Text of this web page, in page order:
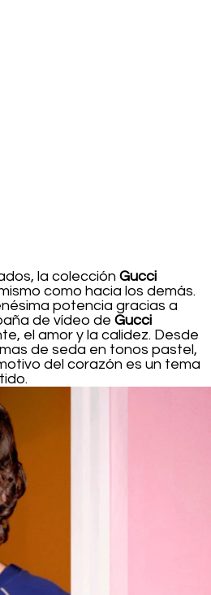
la colección Gucci
como hacia los demás.
potencia gracias a
de vídeo de Gucci
el amor y la calidez. Desde
de seda en tonos pastel,
del corazón es un tema